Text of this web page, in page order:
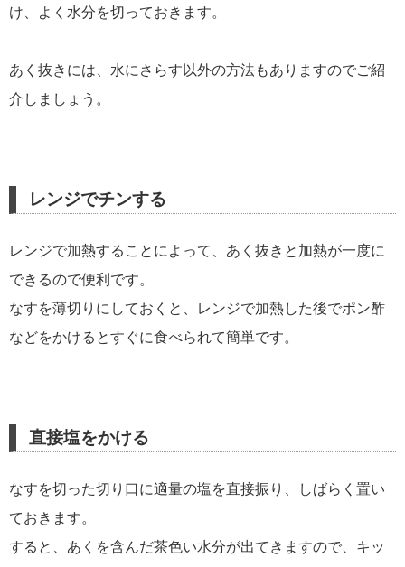
け、よく水分を切っておきます。
あく抜きには、水にさらす以外の方法もありますのでご紹
介しましょう。
レンジでチンする
レンジで加熱することによって、あく抜きと加熱が一度に
できるので便利です。
なすを薄切りにしておくと、レンジで加熱した後でポン酢
などをかけるとすぐに食べられて簡単です。
直接塩をかける
なすを切った切り口に適量の塩を直接振り、しばらく置い
ておきます。
すると、あくを含んだ茶色い水分が出てきますので、キッ